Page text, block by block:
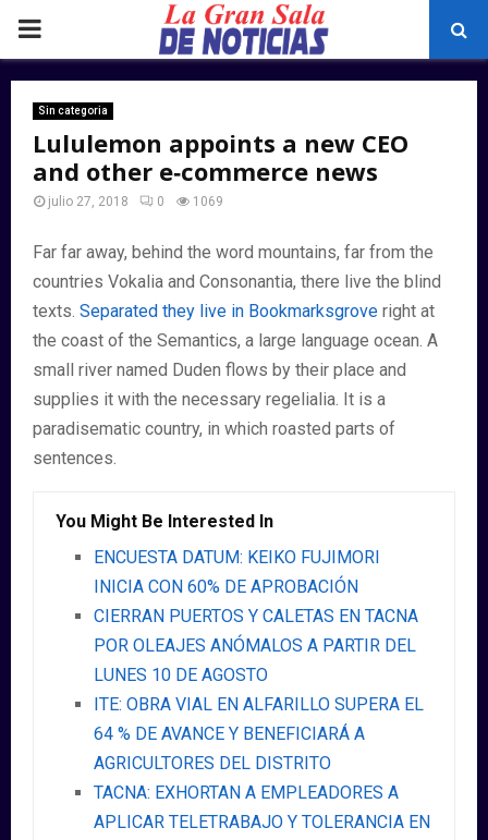
PRIMARY
MENU
Sin categoria
Lululemon appoints a new CEO
and other e‑commerce news
julio 27, 2018 0 1069
Far far away, behind the word mountains, far from the
countries Vokalia and Consonantia, there live the blind
texts. Separated they live in Bookmarksgrove right at
the coast of the Semantics, a large language ocean. A
small river named Duden flows by their place and
supplies it with the necessary regelialia. It is a
paradisematic country, in which roasted parts of
sentences.
You Might Be Interested In
ENCUESTA DATUM: KEIKO FUJIMORI
INICIA CON 60% DE APROBACIÓN
CIERRAN PUERTOS Y CALETAS EN TACNA
POR OLEAJES ANÓMALOS A PARTIR DEL
LUNES 10 DE AGOSTO
ITE: OBRA VIAL EN ALFARILLO SUPERA EL
64 % DE AVANCE Y BENEFICIARÁ A
AGRICULTORES DEL DISTRITO
TACNA: EXHORTAN A EMPLEADORES A
APLICAR TELETRABAJO Y TOLERANCIA EN